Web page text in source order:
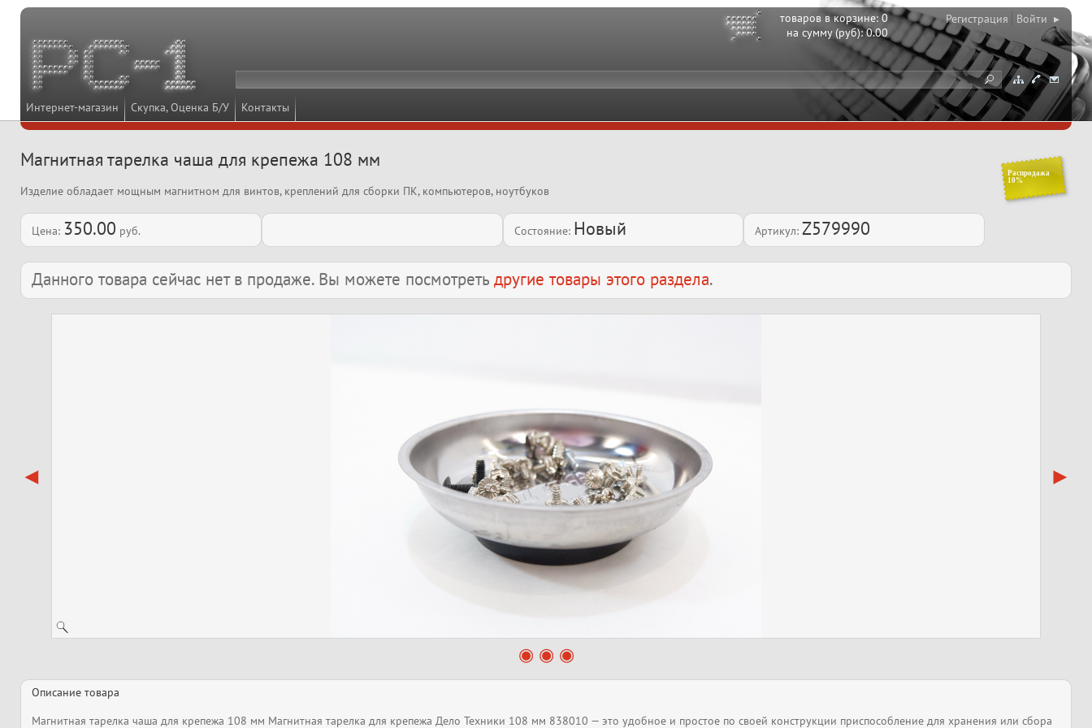
Интернет-магазин Скупка, Оценка Б/У Контакты
товаров в корзине:0
на сумму (руб):0.00
Регистрация Войти ▸
Распродажа
10%
Магнитная тарелка чаша для крепежа 108 мм
Изделие обладает мощным магнитном для винтов, креплений для сборки ПК, компьютеров, ноутбуков
Цена: 350.00 руб. Состояние: Новый Артикул:Z579990
Данного товара сейчас нет в продаже. Вы можете посмотреть другие товары этого раздела.
Описание товара
Магнитная тарелка чаша для крепежа 108 мм Магнитная тарелка для крепежа Дело Техники 108 мм 838010 — это удобное и простое по своей конструкции приспособление для хранения или сбора